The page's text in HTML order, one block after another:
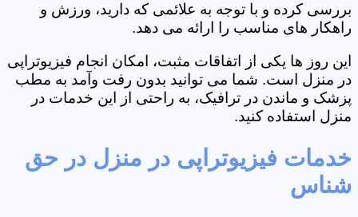
بررسی کرده و با توجه به علائمی که دارید، ورزش و
راهکار های مناسب را ارائه می دهد.
این روز ها یکی از اتفاقات مثبت، امکان انجام فیزیوتراپی
در منزل است. شما می توانید بدون رفت وآمد به مطب
پزشک و ماندن در ترافیک، به راحتی از این خدمات در
منزل استفاده کنید.
خدمات فیزیوتراپی در منزل در حق
شناس